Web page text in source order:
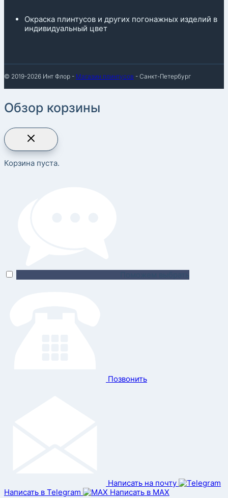
Окраска плинтусов и других погонажных изделий в
индивидуальный цвет
© 2019-2026 Инт Флор - Магазин плинтусов - Санкт-Петербург
Обзор корзины
Корзина пуста.
Позвонить
Написать на почту
Написать в Telegram
Написать в MAX